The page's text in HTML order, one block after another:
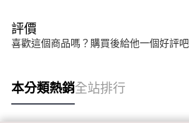
評價
喜歡這個商品嗎？購買後給他一個好評吧
本分類熱銷全站排行